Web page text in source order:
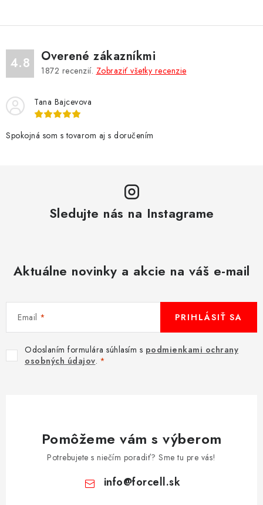
4.8 Overené zákazníkmi
1872 recenzií. Zobraziť všetky recenzie
Tana Bajcevova
Spokojná som s tovarom aj s doručením
Sledujte nás na Instagrame
Aktuálne novinky a akcie na váš e-mail
Email
Odoslaním formulára súhlasím s podmienkami ochrany
osobných údajov.
PRIHLÁSIŤ SA
Pomôžeme vám s výberom
Potrebujete s niečím poradiť? Sme tu pre vás!
info@forcell.sk